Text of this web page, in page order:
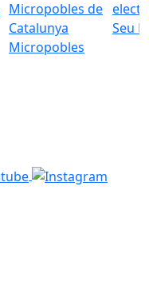
Micropobles
Seu